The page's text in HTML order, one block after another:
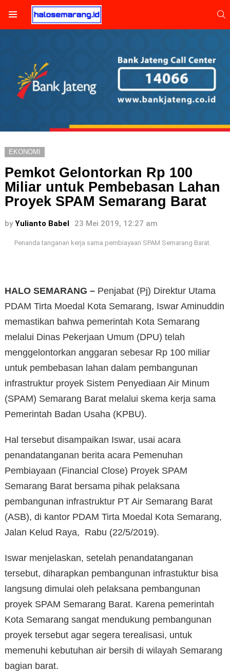
EKONOMI
Pemkot Gelontorkan Rp 100
Miliar untuk Pembebasan Lahan
Proyek SPAM Semarang Barat
by Yulianto Babel 23 Mei 2019, 12:27 am
Penanda tanganan kerja sama pembiayaan SPAM Semarang Barat.
HALO SEMARANG – Penjabat (Pj) Direktur Utama
PDAM Tirta Moedal Kota Semarang, Iswar Aminuddin
memastikan bahwa pemerintah Kota Semarang
melalui Dinas Pekerjaan Umum (DPU) telah
menggelontorkan anggaran sebesar Rp 100 miliar
untuk pembebasan lahan dalam pembangunan
infrastruktur proyek Sistem Penyediaan Air Minum
(SPAM) Semarang Barat melalui skema kerja sama
Pemerintah Badan Usaha (KPBU).
Hal tersebut disampaikan Iswar, usai acara
penandatanganan berita acara Pemenuhan
Pembiayaan (Financial Close) Proyek SPAM
Semarang Barat bersama pihak pelaksana
pembangunan infrastruktur PT Air Semarang Barat
(ASB), di kantor PDAM Tirta Moedal Kota Semarang,
Jalan Kelud Raya, Rabu (22/5/2019).
Iswar menjelaskan, setelah penandatanganan
tersebut, diharapkan pembangunan infrastuktur bisa
langsung dimulai oleh pelaksana pembangunan
proyek SPAM Semarang Barat. Karena pemerintah
Kota Semarang sangat mendukung pembangunan
proyek tersebut agar segera terealisasi, untuk
memenuhi kebutuhan air bersih di wilayah Semarang
bagian barat.